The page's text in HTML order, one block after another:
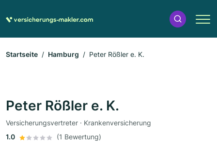
Startseite Hamburg Peter Rößler e. K.
Peter Rößler e. K.
Versicherungsvertreter · Krankenversicherung
1.0
(1 Bewertung)